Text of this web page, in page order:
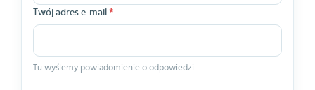
Twój adres e-mail *
Tu wyślemy powiadomienie o odpowiedzi.